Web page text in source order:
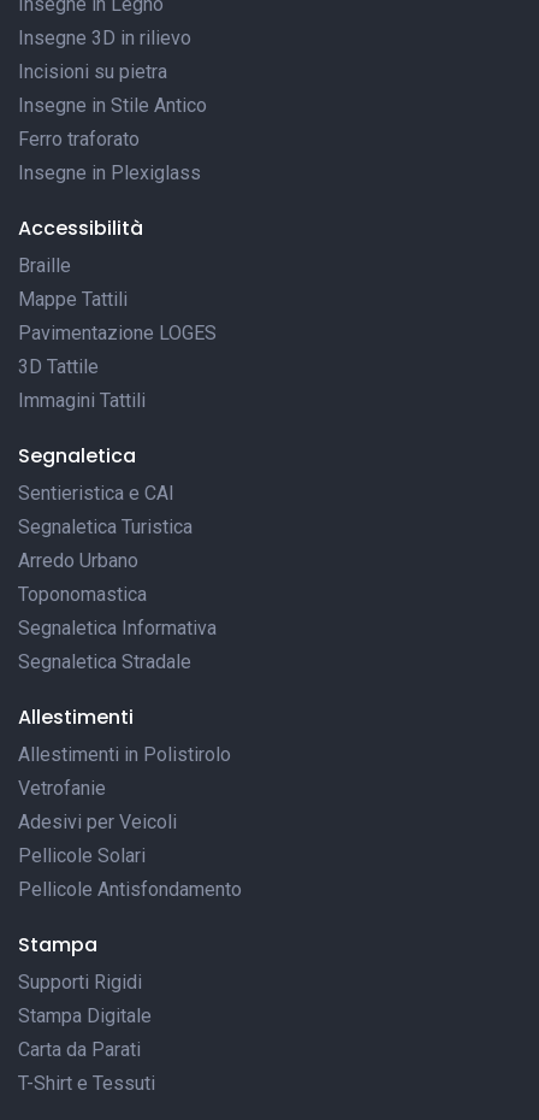
Insegne 3D in rilievo
Incisioni su pietra
Insegne in Stile Antico
Ferro traforato
Insegne in Plexiglass
Accessibilità
Braille
Mappe Tattili
Pavimentazione LOGES
3D Tattile
Immagini Tattili
Segnaletica
Sentieristica e CAI
Segnaletica Turistica
Arredo Urbano
Toponomastica
Segnaletica Informativa
Segnaletica Stradale
Allestimenti
Allestimenti in Polistirolo
Vetrofanie
Adesivi per Veicoli
Pellicole Solari
Pellicole Antisfondamento
Stampa
Supporti Rigidi
Stampa Digitale
Carta da Parati
T-Shirt e Tessuti